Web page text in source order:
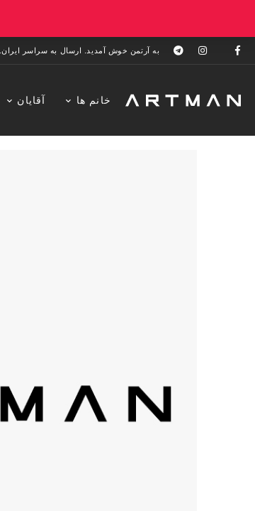
به آرتمن خوش آمدید. ارسال به سراسر ایران. 7 روز فرصت تست در منزل. 1 سال خدمات پس از فروش.
خانم ها آقایان